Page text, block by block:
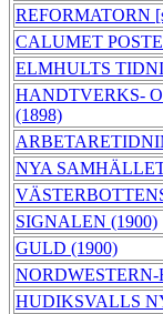
REFORMATORN
CALUMET
ELMHULTS
HANDTVERKS-
(1898)
NYA
SIGNALEN (1900)
GULD (1900)
NORDWESTERN-
HUDIKSVALLS